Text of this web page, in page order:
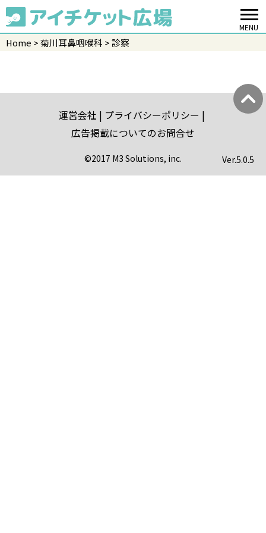
MENU
Home 菊川耳鼻咽喉科 診察
運営会社
プライバシーポリシー
広告掲載についてのお問合せ
©2017 M3 Solutions, inc. Ver.5.0.5